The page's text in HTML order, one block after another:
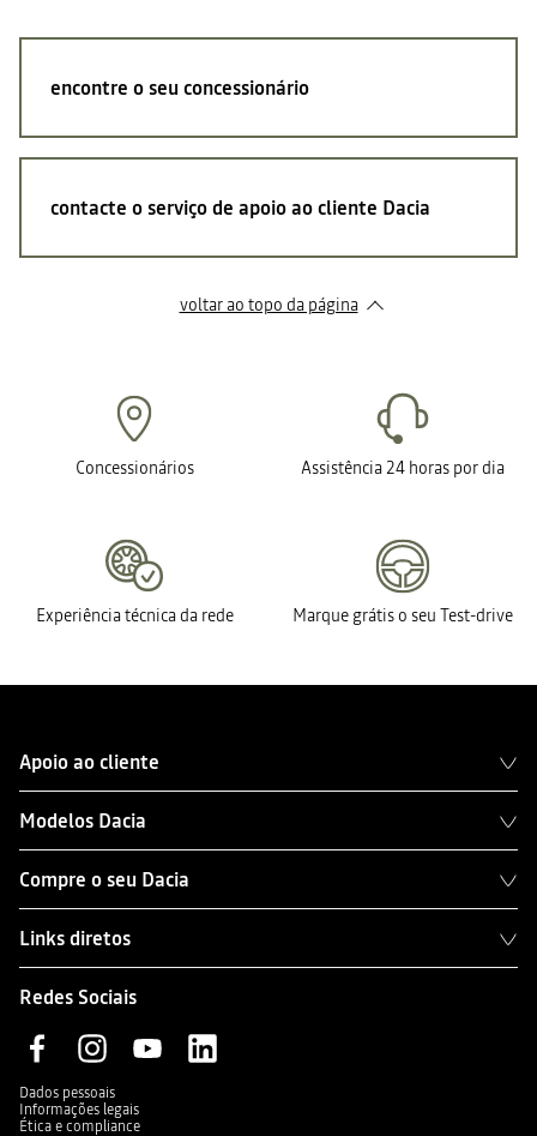
encontre o seu concessionário
contacte o serviço de apoio ao cliente Dacia
voltar ao topo da página
Concessionários Assistência 24 horas por dia
Experiência técnica da rede Marque grátis o seu Test-drive
Apoio ao cliente
Modelos Dacia
Compre o seu Dacia
Links diretos
Redes Sociais
Dados pessoais
Informações legais
Ética e compliance